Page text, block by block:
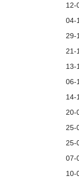
12-
04-
29-
21-
13-
06-
14-
20-
25-
25-
07-
10-